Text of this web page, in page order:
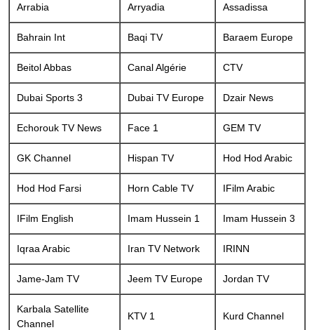
Arrabia Arryadia Assadissa
Bahrain Int Baqi TV Baraem Europe
Beitol Abbas Canal Algérie CTV
Dubai Sports 3 Dubai TV Europe Dzair News
Echorouk TV News Face 1 GEM TV
GK Channel Hispan TV Hod Hod Arabic
Hod Hod Farsi Horn Cable TV IFilm Arabic
IFilm English Imam Hussein 1 Imam Hussein 3
Iqraa Arabic Iran TV Network IRINN
Jame-Jam TV Jeem TV Europe Jordan TV
Karbala Satellite
Channel
KTV 1 Kurd Channel